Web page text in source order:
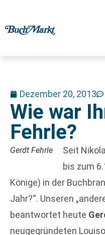
Dezember 20, 2013
Wie war
Fehrle?
Gerdt Fehrle
Seit
bis zum
Könige) in der
Jahr?“. Unseren
beantwortet heute
neugegründeten